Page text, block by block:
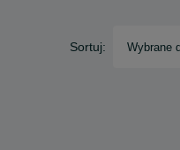
Sortuj: Wybrane